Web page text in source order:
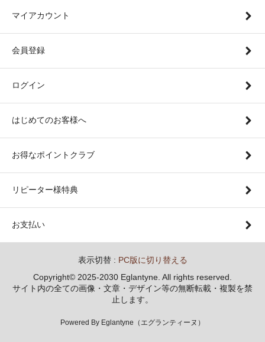
マイアカウント
会員登録
ログイン
はじめてのお客様へ
お得なポイントクラブ
リピーター様特典
お支払い
表示切替 : PC版に切り替える
Copyright© 2025-2030 Eglantyne. All rights reserved.
サイト内の全ての画像・文章・デザイン等の無断転載・複製を禁
止します。
Powered By Eglantyne（エグランティーヌ）